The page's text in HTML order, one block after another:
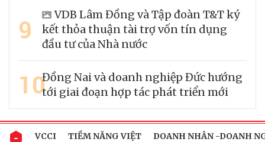
9
VDB Lâm Đồng và Tập đoàn T&T ký
kết thỏa thuận tài trợ vốn tín dụng
đầu tư của Nhà nước
10Đồng Nai và doanh nghiệp Đức hướng
tới giai đoạn hợp tác phát triển mới
VCCI TIỀM NĂNG VIỆT DOANH NHÂN -DOANH